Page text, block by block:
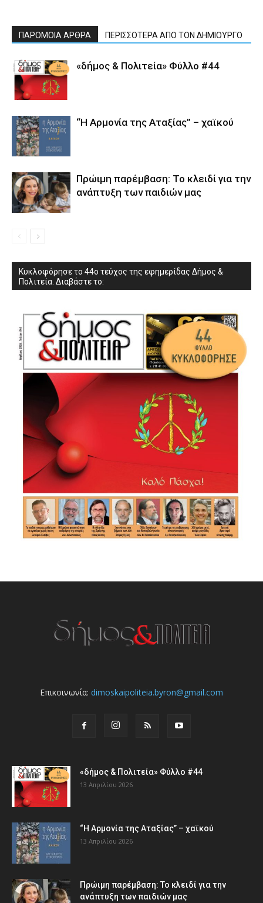
ΠΑΡΟΜΟΙΑ ΑΡΘΡΑ ΠΕΡΙΣΣΟΤΕΡΑ ΑΠΟ ΤΟΝ ΔΗΜΙΟΥΡΓΟ
«δήμος & Πολιτεία» Φύλλο #44
“Η Αρμονία της Αταξίας” – χαϊκού
Πρώιμη παρέμβαση: Το κλειδί για την
ανάπτυξη των παιδιών µας
Κυκλοφόρησε το 44ο τεύχος της εφημερίδας Δήμος &
Πολιτεία. Διαβάστε το:
Επικοινωνία: dimoskaipoliteia.byron@gmail.com
«δήμος & Πολιτεία» Φύλλο #44
13 Απριλίου 2026
“Η Αρμονία της Αταξίας” – χαϊκού
13 Απριλίου 2026
Πρώιμη παρέμβαση: Το κλειδί για την
ανάπτυξη των παιδιών µας